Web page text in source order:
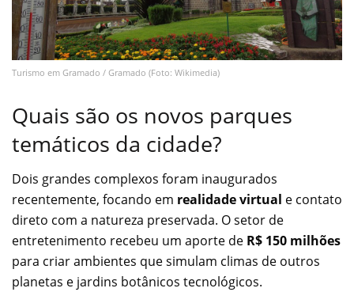
Turismo em Gramado / Gramado (Foto: Wikimedia)
Quais são os novos parques
temáticos da cidade?
Dois grandes complexos foram inaugurados
recentemente, focando em realidade virtual e contato
direto com a natureza preservada. O setor de
entretenimento recebeu um aporte de R$ 150 milhões
para criar ambientes que simulam climas de outros
planetas e jardins botânicos tecnológicos.